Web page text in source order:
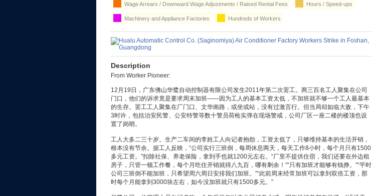
Wage Arrears / Downward Wage Adjustments / Raised Rental Fees Hours / Speed-ups
Machinery and Appliance Factories Hundreds of Workers
Description
From Worker Pioneer:
12月19日，广东佛山华鹭自动控制器有限公司发生2011年第二次罢工。两三百名工人聚集在公司
门口，他们的诉求竟是要求周末加班——因为工人的基本工资太低，不加班就不够一个工人最基本
的生存。罢工工人聚集在厂门口、文华南路，或坐或站，没有过激言行。但当局却如临大敌，下午
3时许，包括治安民警、公安特警等数十警员荷枪实弹在现场警戒，公司厂区一座二楼的楼顶也设
置了岗哨。
工人大多二三十岁。生产二车间的李姓工人向记者抱怨，工资太低了，只够维持基本的生活开销，
根本没有节余。据工人反映，“公司实行三班倒，每周休息两天，每天工作8小时，每个月只有1500
多元工资。”扣除社保、养老保险，拿到手也就1200元左右。“厂里不提供住宿，我们还要在外边租
房子，只管一顿工作餐，每个月吃住开销就得八九百，哪有剩余！”“只有加班才能够有钱挣。”“平时
公司三班倒不能加班，只希望周六周日安排我们加班。”“此前周末经常加班可以拿到双倍工资，那
时每个月能拿到3000块左右，如今没加班就只有1500多元。”